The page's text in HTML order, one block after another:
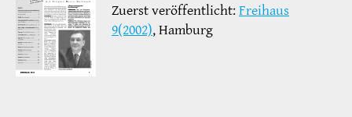
Zuerst veröffentlicht:Freihaus
9(2002), Hamburg